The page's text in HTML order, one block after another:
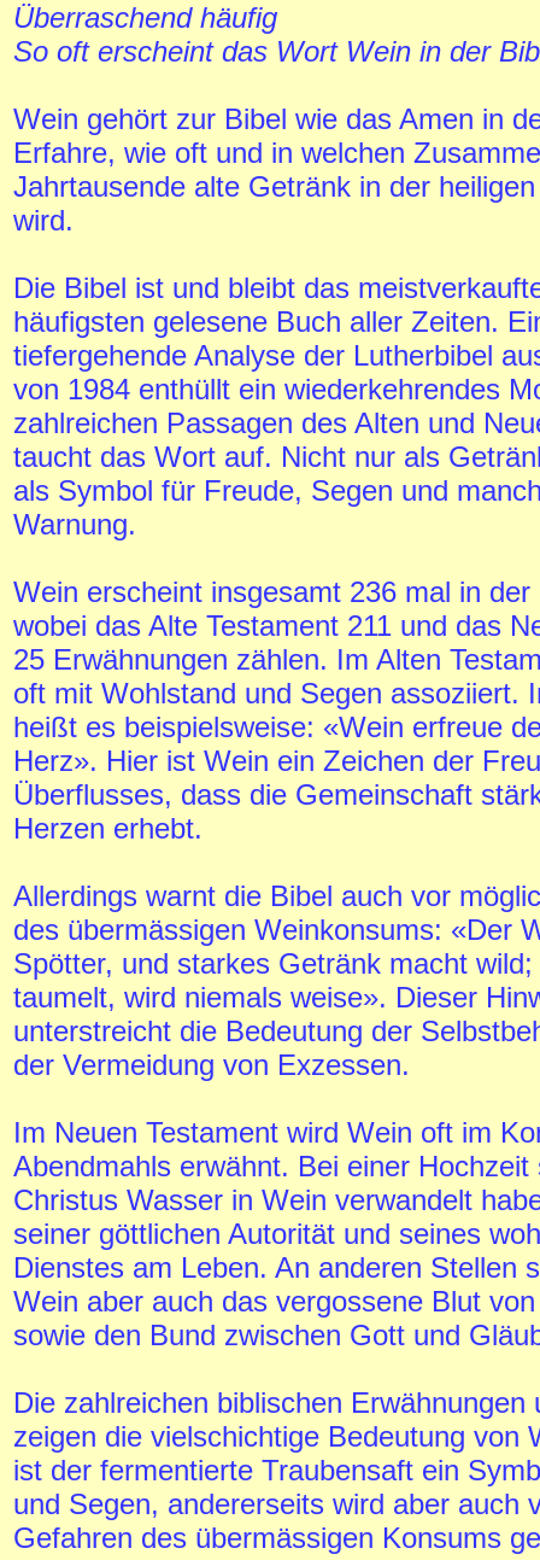
Überraschend häufig
So oft erscheint das Wort Wein in der
Wein gehört zur Bibel wie das Amen in
Erfahre, wie oft und in welchen
Jahrtausende alte Getränk in der
wird.
Die Bibel ist und bleibt das
häufigsten gelesene Buch aller Zeiten.
tiefergehende Analyse der Lutherbibel
von 1984 enthüllt ein wiederkehrendes
zahlreichen Passagen des Alten und
taucht das Wort auf. Nicht nur als
als Symbol für Freude, Segen und
Warnung.
Wein erscheint insgesamt 236 mal in
wobei das Alte Testament 211 und das
25 Erwähnungen zählen. Im Alten
oft mit Wohlstand und Segen assoziiert.
heißt es beispielsweise: «Wein erfreue
Herz». Hier ist Wein ein Zeichen der
Überflusses, dass die Gemeinschaft
Herzen erhebt.
Allerdings warnt die Bibel auch vor
des übermässigen Weinkonsums: «Der
Spötter, und starkes Getränk macht
taumelt, wird niemals weise». Dieser
unterstreicht die Bedeutung der
der Vermeidung von Exzessen.
Im Neuen Testament wird Wein oft im
Abendmahls erwähnt. Bei einer Hochzeit
Christus Wasser in Wein verwandelt
seiner göttlichen Autorität und seines
Dienstes am Leben. An anderen Stellen
Wein aber auch das vergossene Blut
sowie den Bund zwischen Gott und
Die zahlreichen biblischen Erwähnungen
zeigen die vielschichtige Bedeutung von
ist der fermentierte Traubensaft ein
und Segen, andererseits wird aber auch
Gefahren des übermässigen Konsums